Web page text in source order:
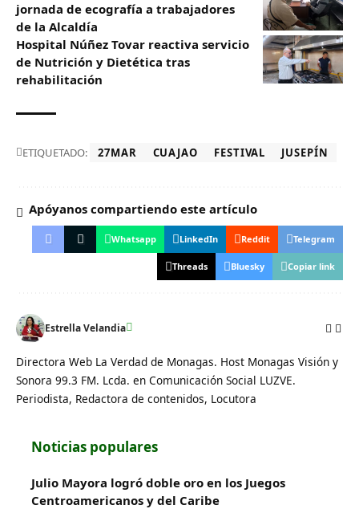
jornada de ecografía a trabajadores
de la Alcaldía
Hospital Núñez Tovar reactiva servicio
de Nutrición y Dietética tras
rehabilitación
ETIQUETADO: 27MAR CUAJAO FESTIVAL JUSEPÍN
Apóyanos compartiendo este artículo
Whatsapp LinkedIn Reddit Telegram
Threads Bluesky Copiar link
Estrella Velandia
Directora Web La Verdad de Monagas. Host Monagas Visión y
Sonora 99.3 FM. Lcda. en Comunicación Social LUZVE.
Periodista, Redactora de contenidos, Locutora
Noticias populares
Julio Mayora logró doble oro en los Juegos
Centroamericanos y del Caribe